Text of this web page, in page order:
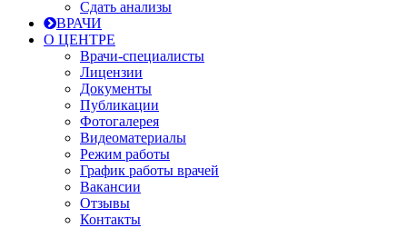
Сдать анализы
ВРАЧИ
О ЦЕНТРЕ
Врачи-специалисты
Лицензии
Документы
Публикации
Фотогалерея
Видеоматериалы
Режим работы
График работы врачей
Вакансии
Отзывы
Контакты